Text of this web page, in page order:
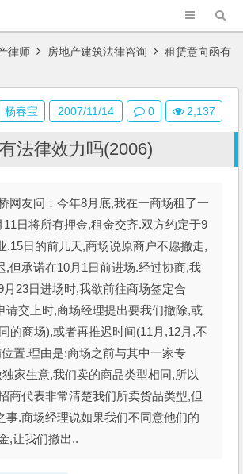
律师 房地产建筑法律咨询 租赁意向函有
法律效力吗(2006)
网友问：今年8月底,我在一商场租了一
11日将所有押金,租金交齐.双方约定于9
.15日的前几天,商场说原商户不愿撤走,
,但承诺在10月1日前进场.经过协商,我
月23日进场时,我欲前往商场签定合
请交上时,商场经理提出要我们撤除,或
的商场),或者再推迟时间(11月,12月,不
置.理由是:商场之前与其中一家专
家生意,我们卖的商品类型相同,所以
商代表非常清楚我们所卖货品类型,但
事.商场经理说如果我们不同意他们的
,让我们撤出..
杨春宝 2007/11/14 0 2,137